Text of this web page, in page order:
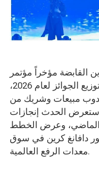
القابضة مؤخراً مؤتمر
المبيعات السنوي وحفل توزيع الجوائز لعام 2026،
أكثر من 500 مندوب مبيعات وشريك من
الحدث إنجازات
الماضي، وعرض الخطط
دافانغ كرين في سوق
معدات الرفع العالمية.